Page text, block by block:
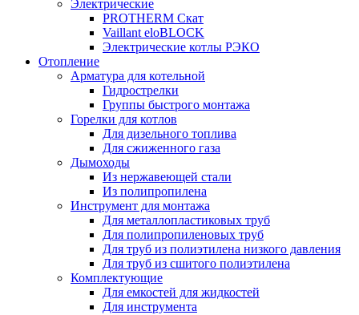
Электрические
PROTHERM Скат
Vaillant eloBLOCK
Электрические котлы РЭКО
Отопление
Арматура для котельной
Гидрострелки
Группы быстрого монтажа
Горелки для котлов
Для дизельного топлива
Для сжиженного газа
Дымоходы
Из нержавеющей стали
Из полипропилена
Инструмент для монтажа
Для металлопластиковых труб
Для полипропиленовых труб
Для труб из полиэтилена низкого давления
Для труб из сшитого полиэтилена
Комплектующие
Для емкостей для жидкостей
Для инструмента